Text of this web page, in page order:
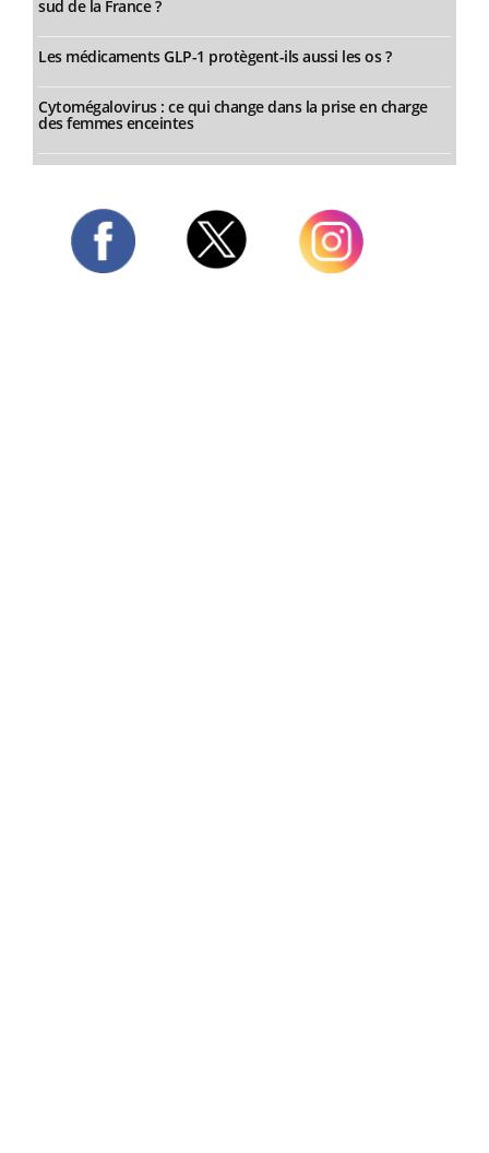
sud de la France ?
Les médicaments GLP-1 protègent-ils aussi les os ?
Cytomégalovirus : ce qui change dans la prise en charge
des femmes enceintes